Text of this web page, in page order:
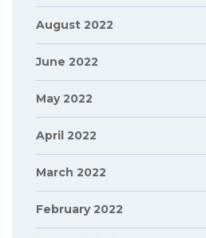
August 2022
June 2022
May 2022
April 2022
March 2022
February 2022